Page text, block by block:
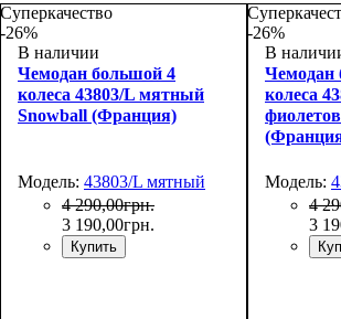
77х54х31
77х54х31
Суперкачество
-26%
В наличии
Чемодан большой 4
колеса 43803/L мятный
Snowball (Франция)
Модель: 43803/L мятный
4 290,00грн.
3 190,00грн.
Купить
-26%
В
Чемодан
колеса
Модель:
4
3